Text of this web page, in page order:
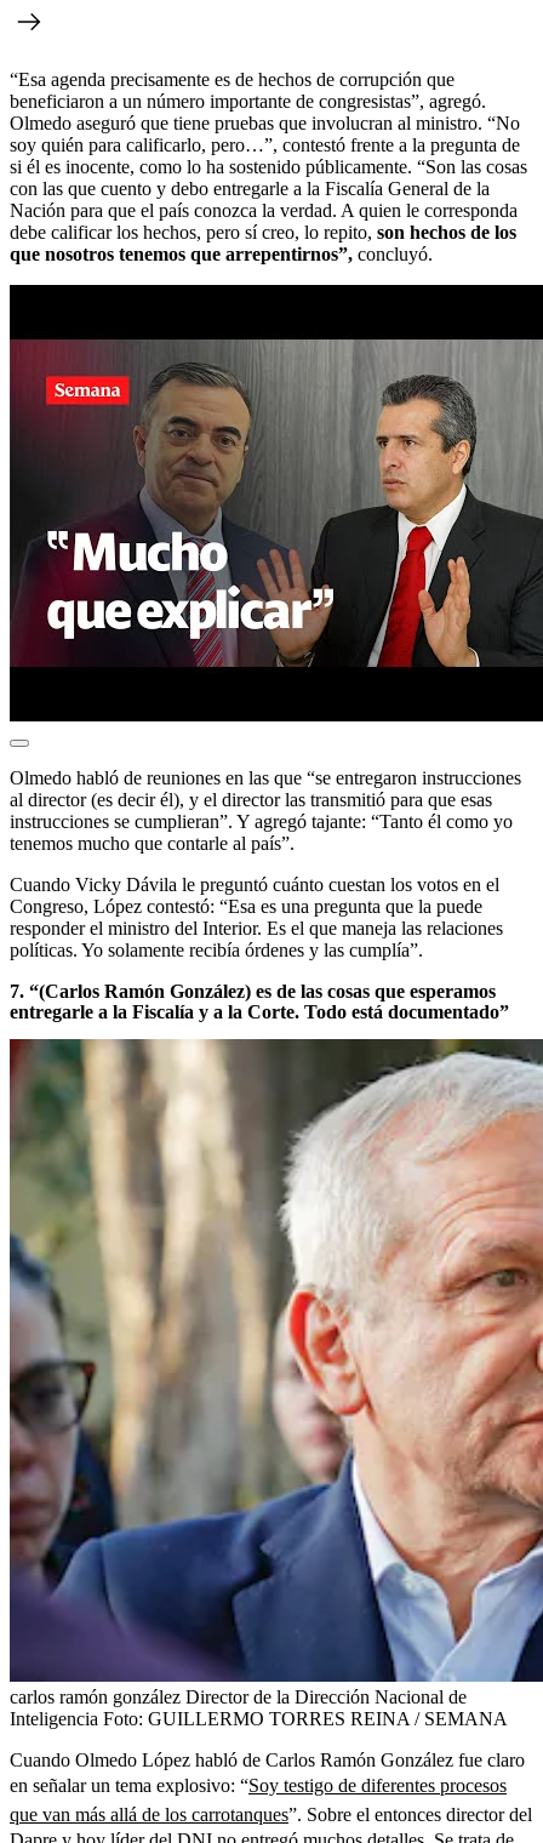
“Esa agenda precisamente es de hechos de corrupción que
beneficiaron a un número importante de congresistas”, agregó.
Olmedo aseguró que tiene pruebas que involucran al ministro. “No
soy quién para calificarlo, pero…”, contestó frente a la pregunta de
si él es inocente, como lo ha sostenido públicamente. “Son las cosas
con las que cuento y debo entregarle a la Fiscalía General de la
Nación para que el país conozca la verdad. A quien le corresponda
debe calificar los hechos, pero sí creo, lo repito, son hechos de los
que nosotros tenemos que arrepentirnos”, concluyó.
Olmedo habló de reuniones en las que “se entregaron instrucciones
al director (es decir él), y el director las transmitió para que esas
instrucciones se cumplieran”. Y agregó tajante: “Tanto él como yo
tenemos mucho que contarle al país”.
Cuando Vicky Dávila le preguntó cuánto cuestan los votos en el
Congreso, López contestó: “Esa es una pregunta que la puede
responder el ministro del Interior. Es el que maneja las relaciones
políticas. Yo solamente recibía órdenes y las cumplía”.
7. “(Carlos Ramón González) es de las cosas que esperamos
entregarle a la Fiscalía y a la Corte. Todo está documentado”
carlos ramón gonzález Director de la Dirección Nacional de
Inteligencia Foto: GUILLERMO TORRES REINA / SEMANA
Cuando Olmedo López habló de Carlos Ramón González fue claro
en señalar un tema explosivo: “Soy testigo de diferentes procesos
que van más allá de los carrotanques”. Sobre el entonces director del